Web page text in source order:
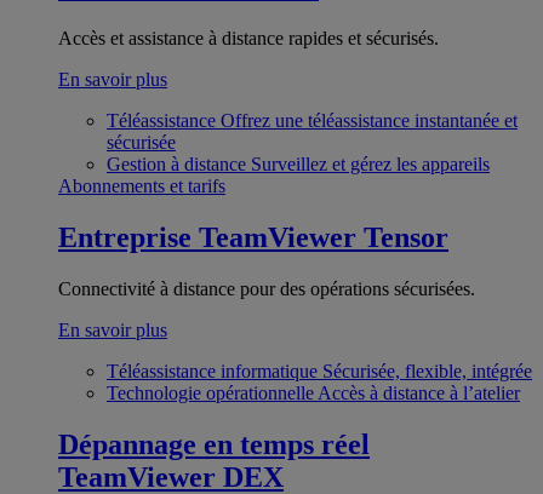
Accès et assistance à distance rapides et sécurisés.
En savoir plus
Téléassistance Offrez une téléassistance instantanée et
sécurisée
Gestion à distance Surveillez et gérez les appareils
Abonnements et tarifs
Entreprise TeamViewer Tensor
Connectivité à distance pour des opérations sécurisées.
En savoir plus
Téléassistance informatique Sécurisée, flexible, intégrée
Technologie opérationnelle Accès à distance à l’atelier
Dépannage en temps réel
TeamViewer DEX